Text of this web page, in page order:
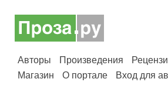
Авторы Произведения
Магазин
О портале Вход для